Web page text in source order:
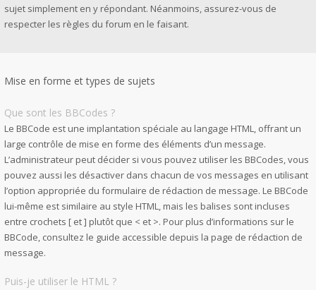
sujet simplement en y répondant. Néanmoins, assurez-vous de
respecter les règles du forum en le faisant.
Mise en forme et types de sujets
Que sont les BBCodes ?
Le BBCode est une implantation spéciale au langage HTML, offrant un
large contrôle de mise en forme des éléments d’un message.
L’administrateur peut décider si vous pouvez utiliser les BBCodes, vous
pouvez aussi les désactiver dans chacun de vos messages en utilisant
l’option appropriée du formulaire de rédaction de message. Le BBCode
lui-même est similaire au style HTML, mais les balises sont incluses
entre crochets [ et ] plutôt que < et >. Pour plus d’informations sur le
BBCode, consultez le guide accessible depuis la page de rédaction de
message.
Puis-je utiliser le HTML ?